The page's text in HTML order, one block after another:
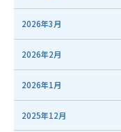
2026年3月
2026年2月
2026年1月
2025年12月